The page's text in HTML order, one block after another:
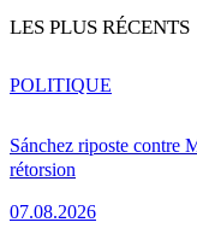
LES PLUS RÉCENTS
Sánchez riposte contre
rétorsion
07.08.2026
POLITIQUE